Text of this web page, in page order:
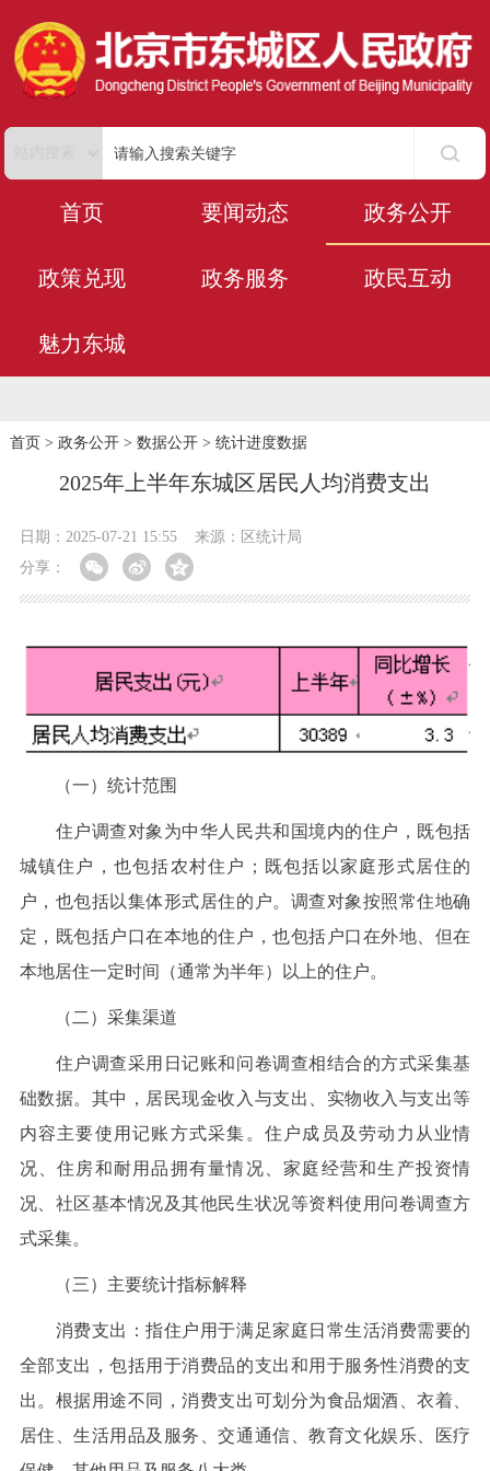
首页 要闻动态 政务公开
政策兑现 政务服务 政民互动
魅力东城
首页 > 政务公开> 数据公开> 统计进度数据
2025年上半年东城区居民人均消费支出
日期：2025-07-21 15:55
来源：区统计局
分享：
（一）统计范围
住户调查对象为中华人民共和国境内的住户，既包括
城镇住户，也包括农村住户；既包括以家庭形式居住的
户，也包括以集体形式居住的户。调查对象按照常住地确
定，既包括户口在本地的住户，也包括户口在外地、但在
本地居住一定时间（通常为半年）以上的住户。
（二）采集渠道
住户调查采用日记账和问卷调查相结合的方式采集基
础数据。其中，居民现金收入与支出、实物收入与支出等
内容主要使用记账方式采集。住户成员及劳动力从业情
况、住房和耐用品拥有量情况、家庭经营和生产投资情
况、社区基本情况及其他民生状况等资料使用问卷调查方
式采集。
（三）主要统计指标解释
消费支出：指住户用于满足家庭日常生活消费需要的
全部支出，包括用于消费品的支出和用于服务性消费的支
出。根据用途不同，消费支出可划分为食品烟酒、衣着、
居住、生活用品及服务、交通通信、教育文化娱乐、医疗